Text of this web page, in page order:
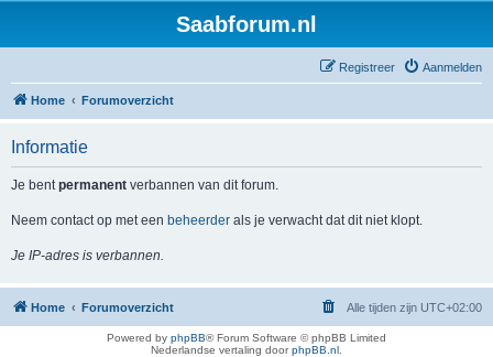
Saabforum.nl
Aanmelden
Registreer
Home Forumoverzicht
Informatie
Je bentpermanent verbannen van dit forum.
Neem contact op met een beheerder als je verwacht dat dit niet klopt.
Je IP-adres is verbannen.
Home Forumoverzicht Alle tijden zijn UTC+02:00
Powered by phpBB® Forum Software © phpBB Limited
Nederlandse vertaling doorphpBB.nl